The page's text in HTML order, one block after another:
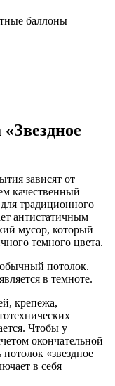
баллоны
зависят от
качественный
традиционного
антистатичным
мусор, который
темного цвета.
потолок.
в темноте.
крепежа,
Чтобы у
окончательной
«звездное
в себя